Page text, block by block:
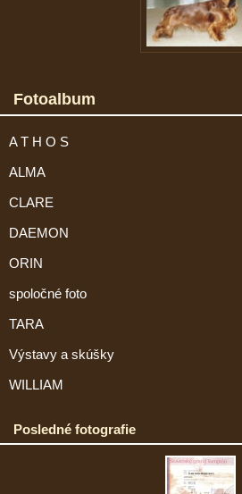
Fotoalbum
A T H O S
ALMA
CLARE
DAEMON
ORIN
spoločné foto
TARA
Výstavy a skúšky
WILLIAM
Posledné fotografie